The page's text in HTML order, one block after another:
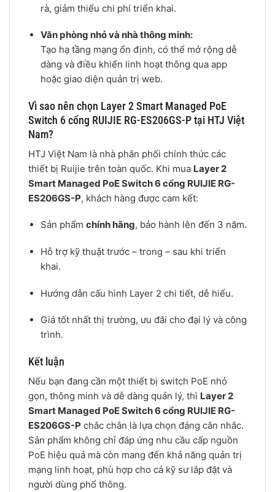
rà, giảm thiểu chi phí triển khai.
Văn phòng nhỏ và nhà thông minh:
Tạo hạ tầng mạng ổn định, có thể mở rộng dễ
dàng và điều khiển linh hoạt thông qua app
hoặc giao diện quản trị web.
Vì sao nên chọn Layer 2 Smart Managed PoE
Switch 6 cổng RUIJIE RG-ES206GS-P tại HTJ Việt
Nam?
HTJ Việt Nam là nhà phân phối chính thức các
thiết bị Ruijie trên toàn quốc. Khi mua Layer 2
Smart Managed PoE Switch 6 cổng RUIJIE RG-
ES206GS-P, khách hàng được cam kết:
Sản phẩm chính hãng, bảo hành lên đến 3 năm.
Hỗ trợ kỹ thuật trước – trong – sau khi triển
khai.
Hướng dẫn cấu hình Layer 2 chi tiết, dễ hiểu.
Giá tốt nhất thị trường, ưu đãi cho đại lý và công
trình.
Kết luận
Nếu bạn đang cần một thiết bị switch PoE nhỏ
gọn, thông minh và dễ dàng quản lý, thì Layer 2
Smart Managed PoE Switch 6 cổng RUIJIE RG-
ES206GS-P chắc chắn là lựa chọn đáng cân nhắc.
Sản phẩm không chỉ đáp ứng nhu cầu cấp nguồn
PoE hiệu quả mà còn mang đến khả năng quản trị
mạng linh hoạt, phù hợp cho cả kỹ sư lắp đặt và
người dùng phổ thông.